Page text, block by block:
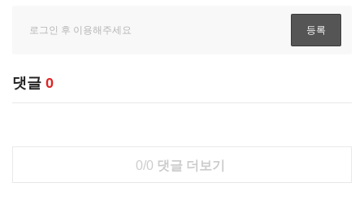
댓글 0
0/0 댓글 더보기